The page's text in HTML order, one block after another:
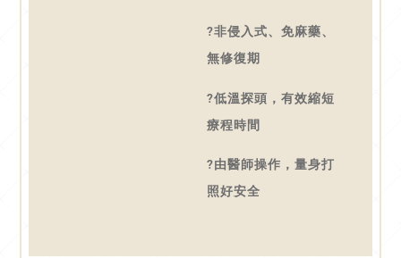
?非侵入式、免麻藥、
無修復期
?低溫探頭，有效縮短
療程時間
?由醫師操作，量身打
照好安全